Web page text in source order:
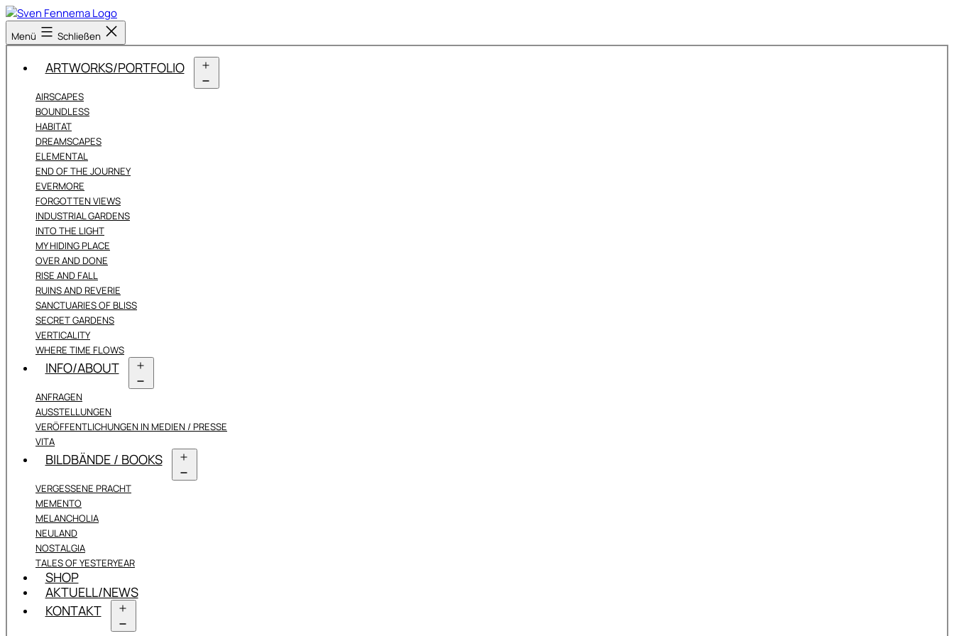
Zum
Inhalt
springen
Sven
Fennema
Menü Schließen
ARTWORKS/PORTFOLIO
AIRSCAPES
BOUNDLESS
HABITAT
DREAMSCAPES
ELEMENTAL
END OF THE JOURNEY
EVERMORE
FORGOTTEN VIEWS
INDUSTRIAL GARDENS
INTO THE LIGHT
MY HIDING PLACE
OVER AND DONE
RISE AND FALL
RUINS AND REVERIE
SANCTUARIES OF BLISS
SECRET GARDENS
VERTICALITY
WHERE TIME FLOWS
INFO/ABOUT
ANFRAGEN
AUSSTELLUNGEN
VERÖFFENTLICHUNGEN IN MEDIEN / PRESSE
VITA
BILDBÄNDE / BOOKS
VERGESSENE PRACHT
MEMENTO
MELANCHOLIA
NEULAND
NOSTALGIA
TALES OF YESTERYEAR
SHOP
AKTUELL/NEWS
KONTAKT